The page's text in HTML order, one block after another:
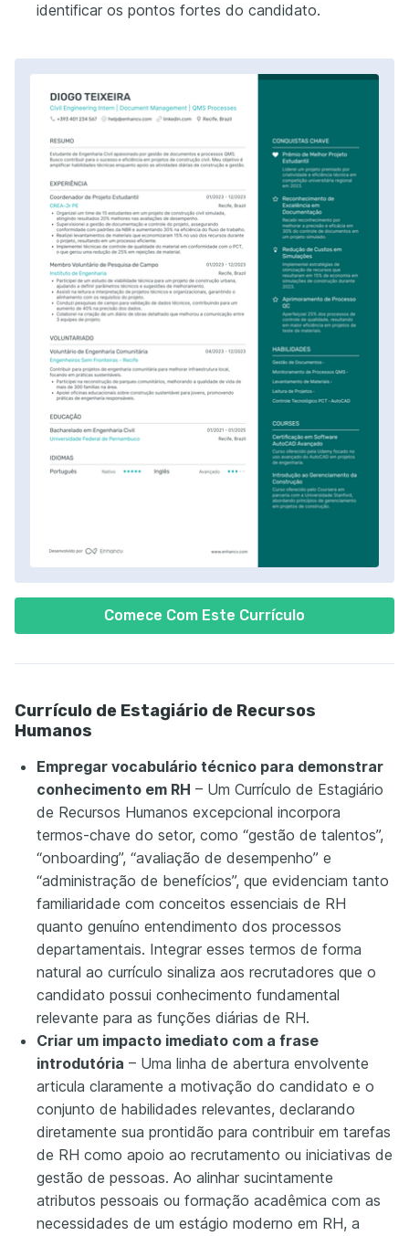
Comece Com Este Currículo
identificar os pontos fortes do candidato.
Currículo de Estagiário de Recursos
Humanos
Empregar vocabulário técnico para demonstrar
conhecimento em RH – Um Currículo de Estagiário
de Recursos Humanos excepcional incorpora
termos-chave do setor, como “gestão de talentos”,
“onboarding”, “avaliação de desempenho” e
“administração de benefícios”, que evidenciam tanto
familiaridade com conceitos essenciais de RH
quanto genuíno entendimento dos processos
departamentais. Integrar esses termos de forma
natural ao currículo sinaliza aos recrutadores que o
candidato possui conhecimento fundamental
relevante para as funções diárias de RH.
Criar um impacto imediato com a frase
introdutória – Uma linha de abertura envolvente
articula claramente a motivação do candidato e o
conjunto de habilidades relevantes, declarando
diretamente sua prontidão para contribuir em tarefas
de RH como apoio ao recrutamento ou iniciativas de
gestão de pessoas. Ao alinhar sucintamente
atributos pessoais ou formação acadêmica com as
necessidades de um estágio moderno em RH, a